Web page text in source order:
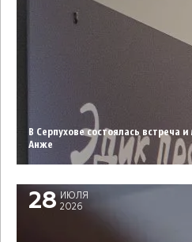
В Серпухове состоялась встреча
Анже
28 ИЮЛЯ
2026